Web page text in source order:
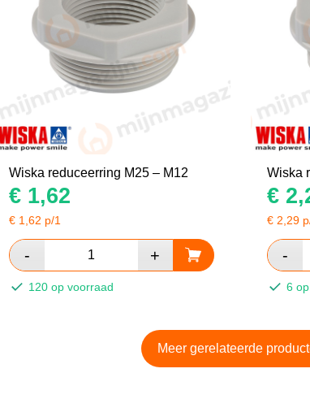
Wiska reduceerring M25 – M12
€ 1,62
€ 1,62 p/1
120 op voorraad
Wiska
€
€ 2,29
6
Meer gerelateerde